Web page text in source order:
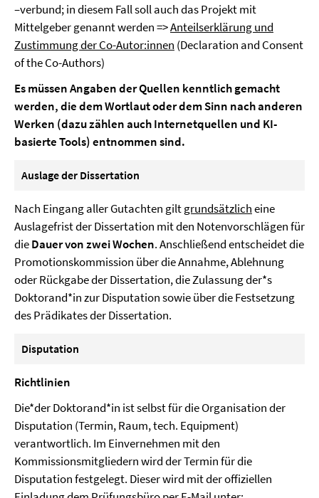
–verbund; in diesem Fall soll auch das Projekt mit
Mittelgeber genannt werden =>Anteilserklärung und
Zustimmung der Co-Autor:innen (Declaration and Consent
of the Co-Authors)
Es müssen Angaben der Quellen kenntlich gemacht
werden, die dem Wortlaut oder dem Sinn nach anderen
Werken (dazu zählen auch Internetquellen und KI-
basierte Tools) entnommen sind.
Auslage der Dissertation
Nach Eingang aller Gutachten giltgrundsätzlicheine
Auslagefrist der Dissertation mit den Notenvorschlägen für
dieDauer von zwei Wochen. Anschließend entscheidet die
Promotionskommission über die Annahme, Ablehnung
oder Rückgabe der Dissertation, die Zulassung der*s
Doktorand*in zur Disputation sowie über die Festsetzung
des Prädikates der Dissertation.
Disputation
Richtlinien
Die*der Doktorand*in ist selbst für die Organisation der
Disputation (Termin, Raum, tech. Equipment)
verantwortlich. Im Einvernehmen mit den
Kommissionsmitgliedern wird der Termin für die
Disputation festgelegt. Dieser wird mit der offiziellen